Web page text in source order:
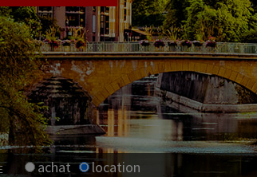
achat
location